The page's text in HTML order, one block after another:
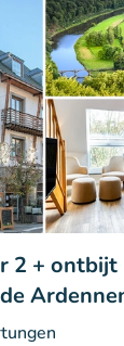
2 + ontbijt